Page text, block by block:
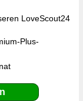
LoveScout24
Plus-